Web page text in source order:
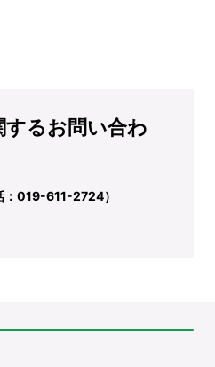
るお問い合わ
：019-611-2724）